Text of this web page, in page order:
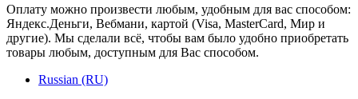
Оплату можно произвести любым, удобным для вас способом:
Яндекс.Деньги, Вебмани, картой (Visa, MasterCard, Мир и
другие). Мы сделали всё, чтобы вам было удобно приобретать
товары любым, доступным для Вас способом.
Russian (RU)